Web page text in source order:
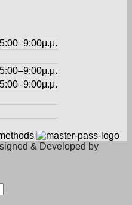
& Developed by